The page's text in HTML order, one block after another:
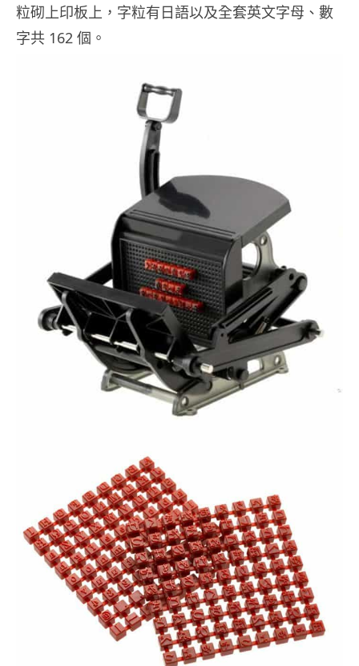
粒砌上印板上，字粒有日語以及全套英文字母、數
字共 162 個。